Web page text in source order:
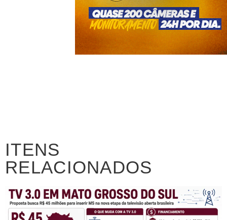
ITENS
RELACIONADOS